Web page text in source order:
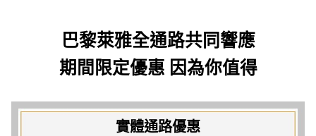
巴黎萊雅全通路共同響應
期間限定優惠 因為你值得
實體通路優惠